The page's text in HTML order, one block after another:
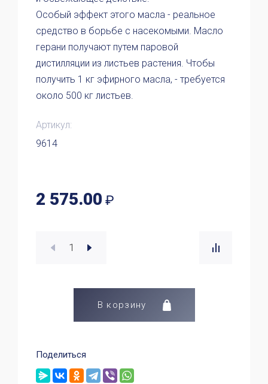
Особый эффект этого масла - реальное
средство в борьбе с насекомыми. Масло
герани получают путем паровой
дистилляции из листьев растения. Чтобы
получить 1 кг эфирного масла, - требуется
около 500 кг листьев.
Артикул:
9614
2 575.00 ₽
В корзину
Поделиться